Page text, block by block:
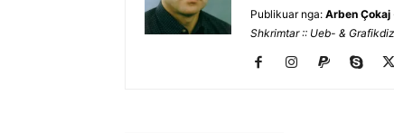
Publikuar nga: Arben Çokaj
Shkrimtar :: Ueb- &